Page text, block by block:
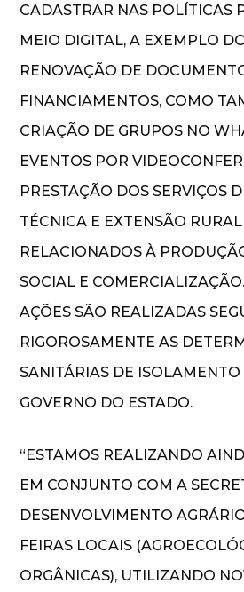
CADASTRAR NAS POLÍTICAS
MEIO DIGITAL, A EXEMPLO
RENOVAÇÃO DE
FINANCIAMENTOS, COMO
CRIAÇÃO DE GRUPOS NO
EVENTOS POR
PRESTAÇÃO DOS SERVIÇOS
TÉCNICA E EXTENSÃO
RELACIONADOS À
SOCIAL E
AÇÕES SÃO REALIZADAS
RIGOROSAMENTE AS
SANITÁRIAS DE ISOLAMENTO
GOVERNO DO ESTADO.
“ESTAMOS REALIZANDO
EM CONJUNTO COM A
DESENVOLVIMENTO
FEIRAS LOCAIS
ORGÂNICAS), UTILIZANDO